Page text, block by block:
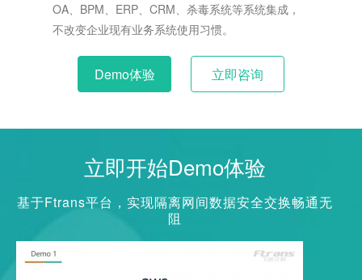
OA、BPM、ERP、CRM、杀毒系统等系统集成，
不改变企业现有业务系统使用习惯。
Demo体验 立即咨询
立即开始Demo体验
基于Ftrans平台，实现隔离网间数据安全交换畅通无
阻